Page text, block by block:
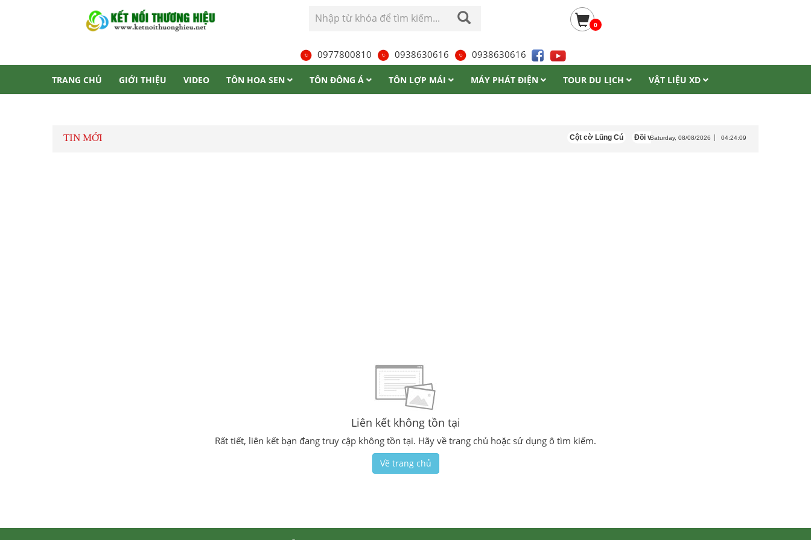
0977800810 0938630616 0938630616
0
TRANG CHỦ GIỚI THIỆU VIDEO TÔN HOA SEN TÔN ĐÔNG Á TÔN LỢP MÁI MÁY PHÁT ĐIỆN TOUR DU LỊCH VẬT LIỆU XD
TIN MỚI Cột cờ Lũng Cú Đồi vọng cảnh Huế Tôn màu vàng kem
Saturday, 08/08/2026 04:24:09
Liên kết không tồn tại
Rất tiết, liên kết bạn đang truy cập không tồn tại. Hãy về trang chủ hoặc sử dụng ô tìm kiếm.
Về trang chủ